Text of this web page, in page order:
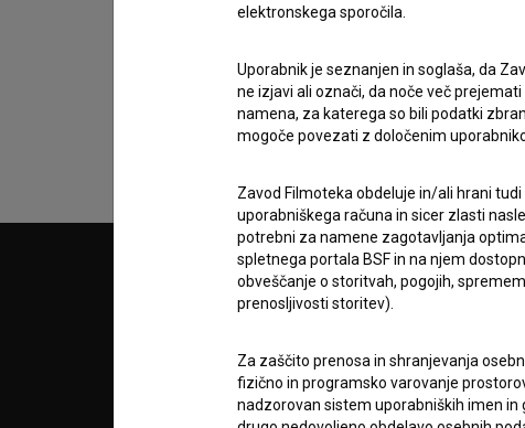
Sprejemamsplošne pogojein dajem
© 2018-2026, Filmoteka,
zavod za širjenje filmske kulture
info@filmoteka.si
PARTNERJI
POGOJI
elektronskega sporočila.
Uporabnik je seznanjen in soglaša, da
ne izjavi ali označi, da noče več
namena, za katerega so bili podatki
mogoče povezati z določenim
Zavod Filmoteka obdeluje in/ali hrani
uporabniškega računa in sicer zlasti
potrebni za namene zagotavljanja
spletnega portala BSF in na njem
obveščanje o storitvah, pogojih,
prenosljivosti storitev).
Za zaščito prenosa in shranjevanja
fizično in programsko varovanje
nadzorovan sistem uporabniških imen in